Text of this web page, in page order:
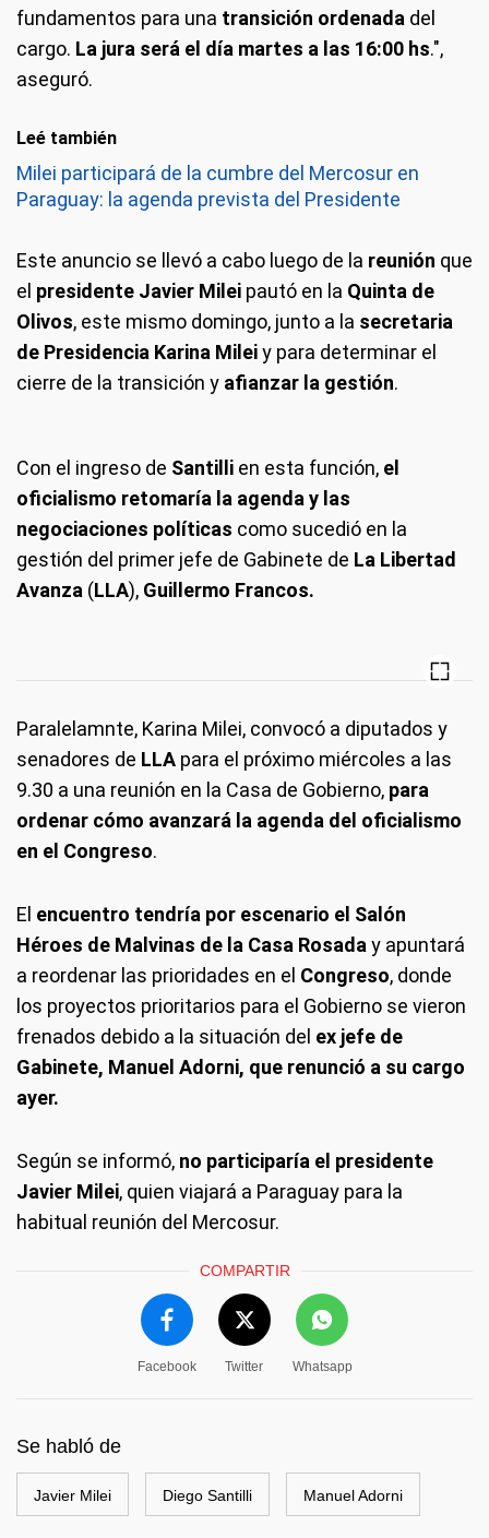
fundamentos para una transición ordenada del
cargo. La jura será el día martes a las 16:00 hs.",
aseguró.
Leé también
Milei participará de la cumbre del Mercosur en
Paraguay: la agenda prevista del Presidente
Este anuncio se llevó a cabo luego de la reunión que
el presidente Javier Milei pautó en la Quinta de
Olivos, este mismo domingo, junto a la secretaria
de Presidencia Karina Mileiy para determinar el
cierre de la transición y afianzar la gestión.
Con el ingreso de Santilli en esta función, el
oficialismo retomaría la agenda y las
negociaciones políticas como sucedió en la
gestión del primer jefe de Gabinete de La Libertad
Avanza (LLA), Guillermo Francos.
Paralelamnte, Karina Milei, convocó a diputados y
senadores de LLA para el próximo miércoles a las
9.30 a una reunión en la Casa de Gobierno, para
ordenar cómo avanzará la agenda del oficialismo
en el Congreso.
El encuentro tendría por escenario el Salón
Héroes de Malvinas de la Casa Rosada y apuntará
a reordenar las prioridades en el Congreso, donde
los proyectos prioritarios para el Gobierno se vieron
frenados debido a la situación del ex jefe de
Gabinete, Manuel Adorni, que renunció a su cargo
ayer.
Según se informó, no participaría el presidente
Javier Milei, quien viajará a Paraguay para la
habitual reunión del Mercosur.
COMPARTIR
Facebook Twitter Whatsapp
Se habló de
Javier Milei Diego Santilli Manuel Adorni